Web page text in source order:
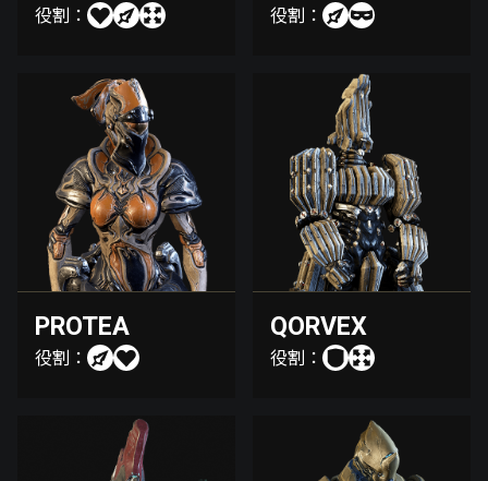
役割： 役割：
PROTEA
役割：
QORVEX
役割：